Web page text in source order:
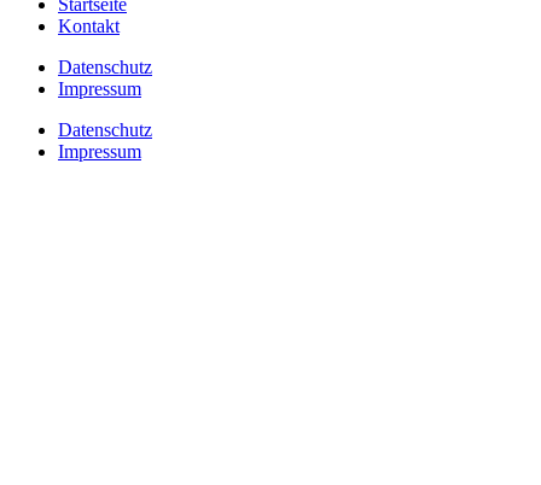
Kontakt
Datenschutz
Impressum
Datenschutz
Impressum